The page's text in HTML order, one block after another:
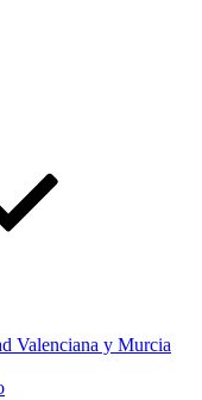
Valenciana y Murcia